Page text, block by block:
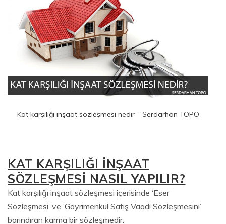
Kat karşılığı inşaat sözleşmesi nedir – Serdarhan TOPO
KAT KARŞILIĞI İNŞAAT
SÖZLEŞMESİ NASIL YAPILIR?
Kat karşılığı inşaat sözleşmesi içerisinde ‘Eser
Sözleşmesi’ ve ‘Gayrimenkul Satış Vaadi Sözleşmesini’
barındıran karma bir sözleşmedir.